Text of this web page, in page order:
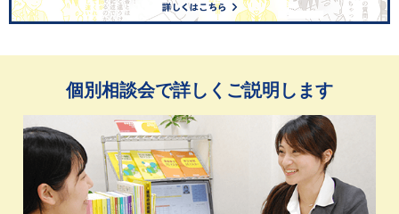
個別相談会で詳しくご説明します